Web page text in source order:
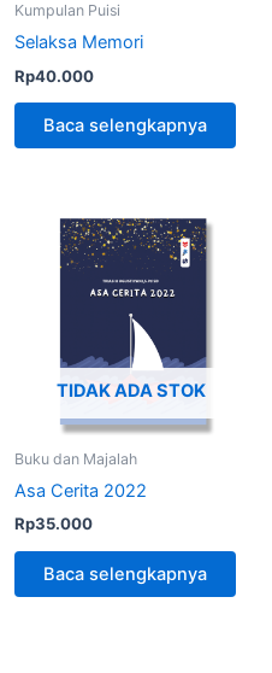
Kumpulan Puisi
Selaksa Memori
Rp40.000
Baca selengkapnya
TIDAK ADA STOK
Buku dan Majalah
Asa Cerita 2022
Rp35.000
Baca selengkapnya